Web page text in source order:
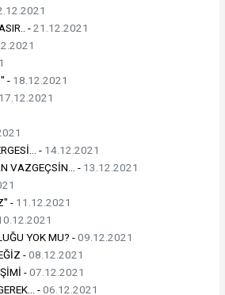
-21.12.2021
- 18.12.2021
17.12.2021
- 14.12.2021
VAZGEÇSİN... - 13.12.2021
- 11.12.2021
YOK MU? -09.12.2021
-08.12.2021
-07.12.2021
-06.12.2021